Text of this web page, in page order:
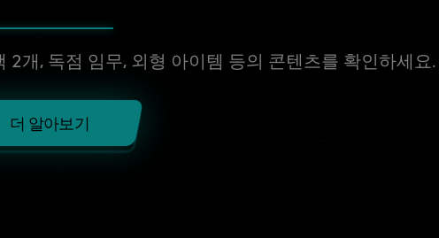
2개, 독점 임무, 외형 아이템 등의 콘텐츠를 확인하세요.
더 알아보기